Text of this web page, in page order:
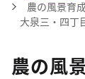
農の風景育
大泉三・四丁
農の風